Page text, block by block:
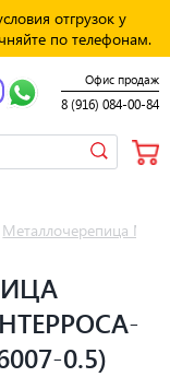
отгрузок у
по телефонам.
Офис продаж
8 (916) 084-00-84
Металлочерепица
0.5)